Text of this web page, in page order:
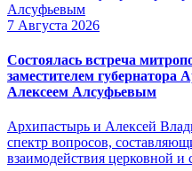
7 Августа 2026
Состоялась встреча
заместителем губернатора
Алексеем Алсуфьевым
Архипастырь и Алексей
спектр вопросов,
взаимодействия церковной и